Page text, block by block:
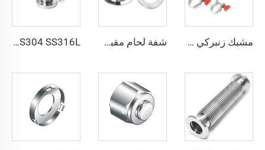
مشبك زنبركي من الفولاذ المقاوم للصدأ KF SS304+ABS مع صمولة بلاستيكية، تجهيزات فراغية NW25/NW40، مشبك زنبركي عالي الجودة من الفولاذ المقاوم للصدأ من KF16 إلى KF50 شفة لحام مقبس SS304 /316L، شفة سريعة NW/KF، من الفولاذ المقاوم للصدأ KF10-KF63، تركيبات فراغية عالية الجودة NW10-NW63 SS304 SS316L فولاذ مقاوم للصدأ ثلاثي الاتجاه متساوي الشُعب من نوع CF قابل للدوران CF16-CF100 فراغ عالي بثقوب عابرة 3/4"-4" تركيبة شفة عالية الجودة قابلة للدوران/ثابتة محول على شكل حرف T ثلاثي الاتجاه